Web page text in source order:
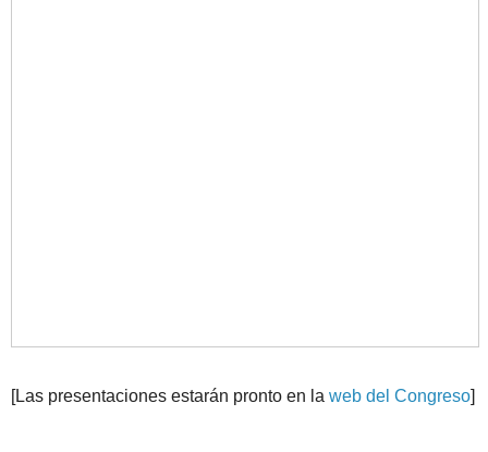
[Las presentaciones estarán pronto en la web del Congreso]